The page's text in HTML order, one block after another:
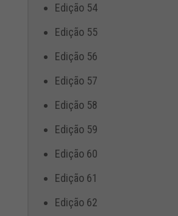
Edição 54
Edição 55
Edição 56
Edição 57
Edição 58
Edição 59
Edição 60
Edição 61
Edição 62